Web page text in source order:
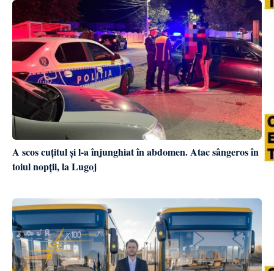
A scos cuțitul și l-a înjunghiat în abdomen. Atac sângeros în
toiul nopții, la Lugoj